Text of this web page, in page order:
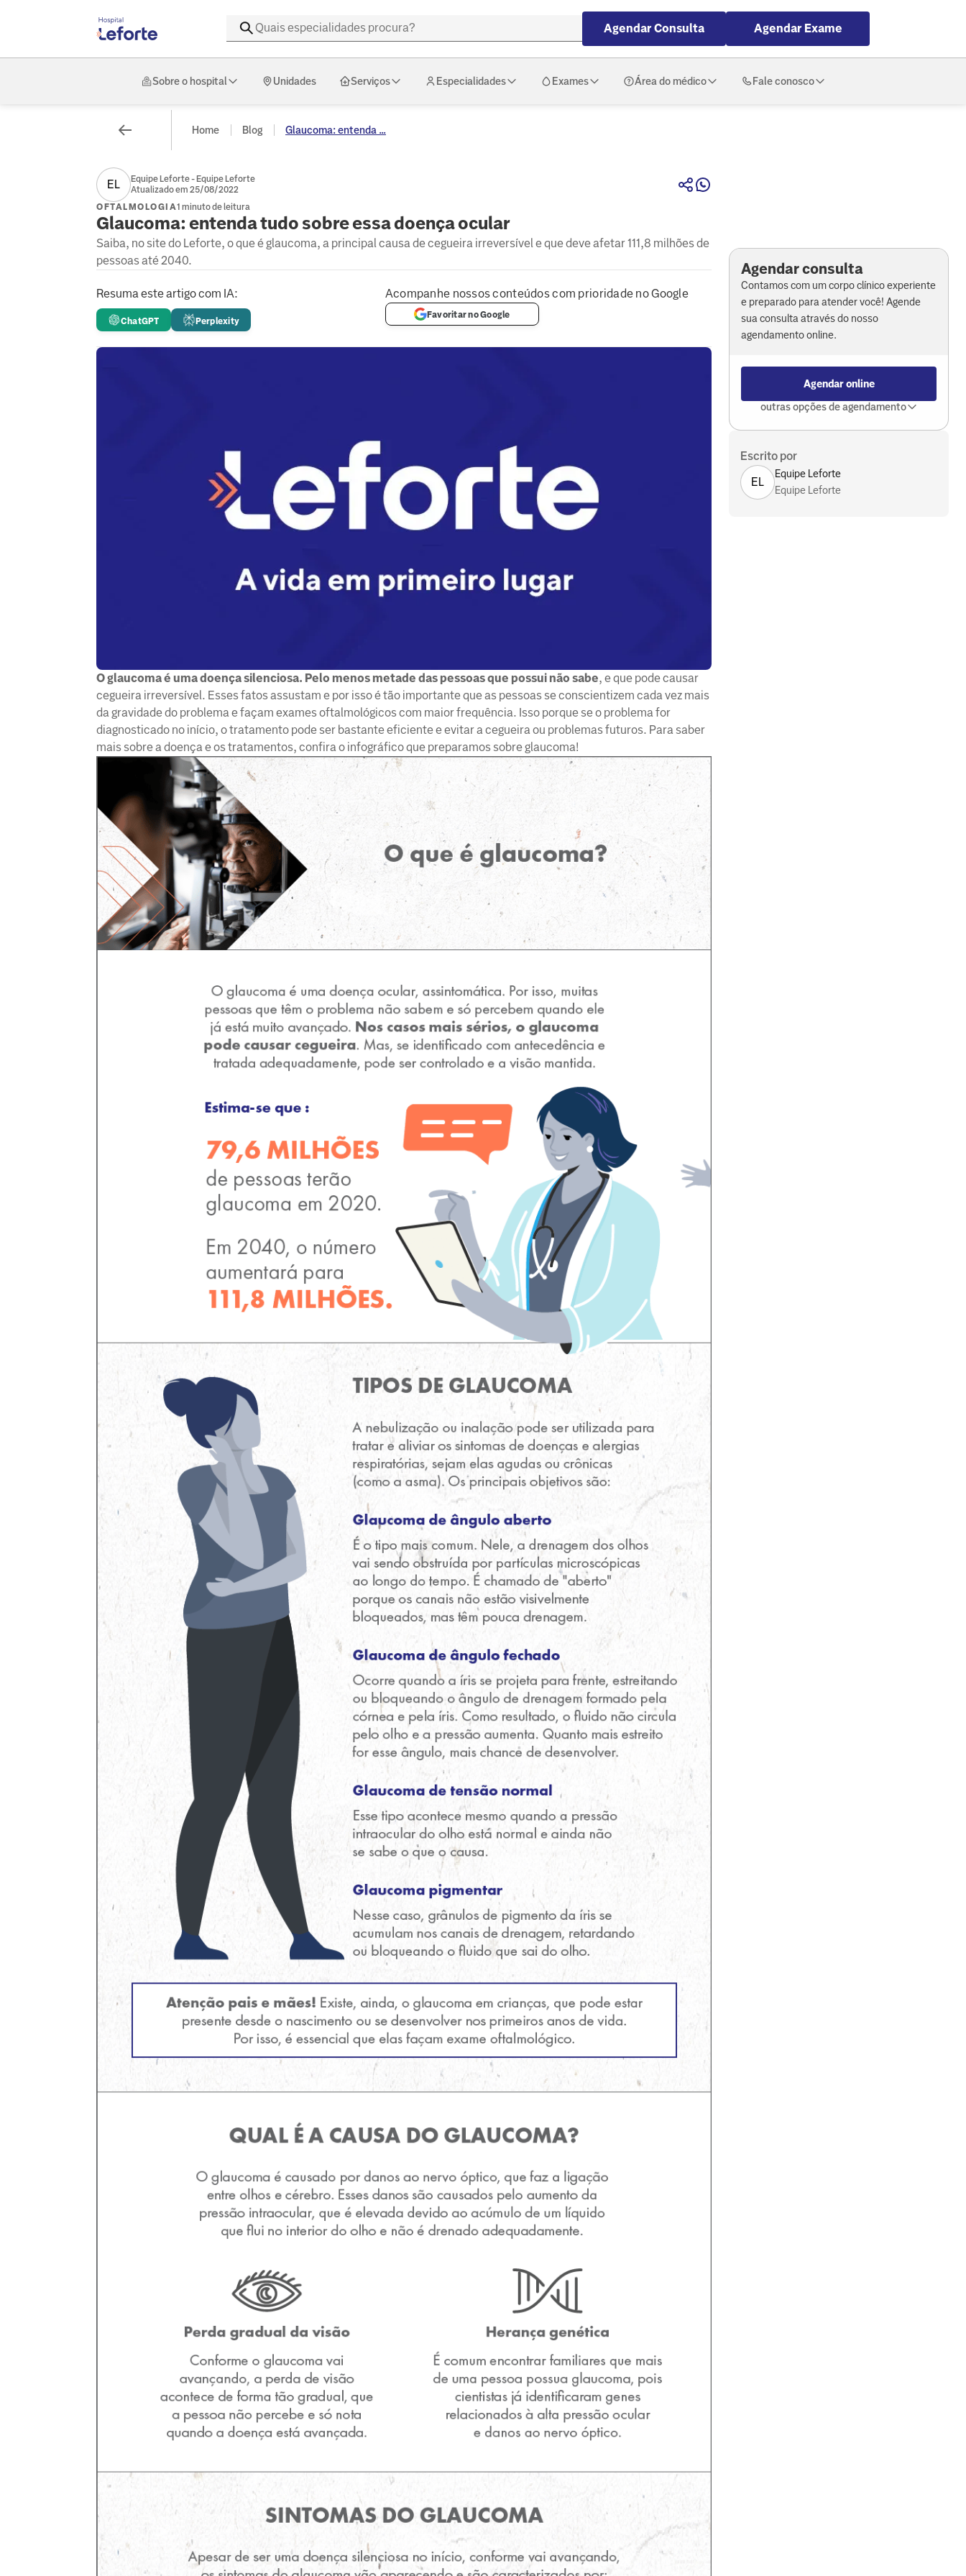
Agendar Consulta Agendar Exame
Sobre o hospital Unidades Serviços Especialidades Exames Área do médico Fale conosco
Home Blog Glaucoma: entenda ...
EL
Equipe Leforte - Equipe Leforte
Atualizado em 25/08/2022
OFTALMOLOGIA1 minuto de leitura
Glaucoma: entenda tudo sobre essa doença ocular
Saiba, no site do Leforte, o que é glaucoma, a principal causa de cegueira irreversível e que deve afetar 111,8 milhões de
pessoas até 2040.
Resuma este artigo com IA:
ChatGPT Perplexity
Acompanhe nossos conteúdos com prioridade no Google
Favoritar no Google
O glaucoma é uma doença silenciosa. Pelo menos metade das pessoas que possui não sabe, e que pode causar
cegueira irreversível. Esses fatos assustam e por isso é tão importante que as pessoas se conscientizem cada vez mais
da gravidade do problema e façam exames oftalmológicos com maior frequência. Isso porque se o problema for
diagnosticado no início, o tratamento pode ser bastante eficiente e evitar a cegueira ou problemas futuros. Para saber
mais sobre a doença e os tratamentos, confira o infográfico que preparamos sobre glaucoma!
Agendar consulta
Contamos com um corpo clínico experiente
e preparado para atender você! Agende
sua consulta através do nosso
agendamento online.
Agendar online
outras opções de agendamento
Escrito por
EL
Equipe Leforte
Equipe Leforte